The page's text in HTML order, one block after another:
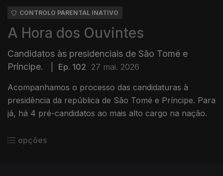
CONTROLO PARENTAL INATIVO
A Hora dos Ouvintes
Candidatos às presidenciais de São Tomé e
Príncipe.
Ep. 102 27 mai. 2026
Acompanhamos o processo das candidaturas à
presidência da república de São Tomé e Príncipe. Para
já, há 4 pré-candidatos ao mais alto cargo na nação.
opções